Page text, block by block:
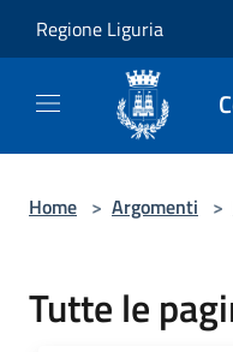
Regione Liguria
Home > Argomenti >
Tutte le